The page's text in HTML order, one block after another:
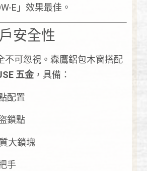
E」效果最佳。
安全性
不可忽視。森鷹鋁包木窗搭配
五金，具備：
配置
鎖點
大鎖塊
手